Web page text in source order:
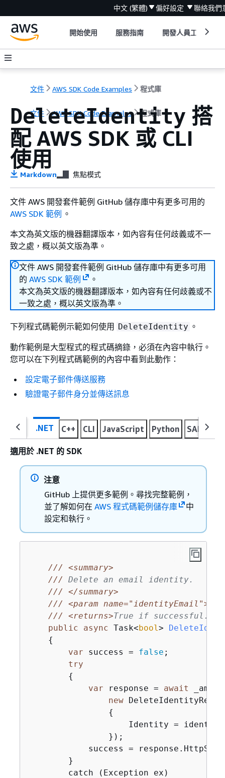
中文 (繁體) 偏好設定 聯絡我們
開始使用 服務指南 開發人員工具
文件 AWS SDK Code Examples 程式庫
文件 AWS SDK Code Examples 程式庫
DeleteIdentity 搭
配 AWS SDK 或 CLI
使用
Markdown 焦點模式
文件 AWS 開發套件範例 GitHub 儲存庫中有更多可用的
AWS SDK 範例 。
本文為英文版的機器翻譯版本，如內容有任何歧義或不一
致之處，概以英文版為準。
文件 AWS 開發套件範例 GitHub 儲存庫中有更多可用
的 AWS SDK 範例
。
本文為英文版的機器翻譯版本，如內容有任何歧義或不
一致之處，概以英文版為準。
下列程式碼範例示範如何使用 DeleteIdentity 。
動作範例是大型程式的程式碼摘錄，必須在內容中執行。
您可以在下列程式碼範例的內容中看到此動作：
設定電子郵件傳送服務
驗證電子郵件身分並傳送訊息
.NET C++ CLI JavaScript Python SAP ABAP
適用於 .NET 的 SDK
注意
GitHub 上提供更多範例。尋找完整範例，
並了解如何在 AWS 程式碼範例儲存庫
中
設定和執行。
///
<summary>
/// Delete an email identity.
///
</summary>
///
<param name="identityEmail">
///
<returns>True if successful.
public
async Task<bool>
{
var success = false ;
try
{
var response = await
new
{
Identity =
                });
success =
        }
        catch (Exception ex)